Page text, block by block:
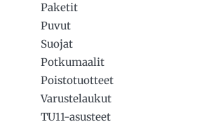
Paketit
Puvut
Suojat
Potkumaalit
Poistotuotteet
Varustelaukut
TU11-asusteet